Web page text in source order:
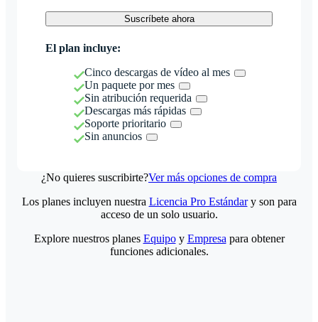
Suscríbete ahora
El plan incluye:
Cinco descargas de vídeo al mes
Un paquete por mes
Sin atribución requerida
Descargas más rápidas
Soporte prioritario
Sin anuncios
¿No quieres suscribirte?Ver más opciones de compra
Los planes incluyen nuestra Licencia Pro Estándary son para
acceso de un solo usuario.
Explore nuestros planes Equipoy Empresa para obtener
funciones adicionales.